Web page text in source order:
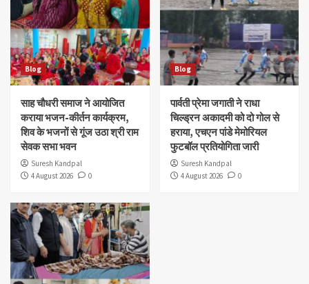
Blog
साह चौधरी समाज ने आयोजित
कराया भजन-कीर्तन कार्यक्रम,
शिव के भजनों से गूंज उठा श्री राम
सेवक सभा भवन
Suresh Kandpal
4 August 2026
0
Blog
पार्वती प्रेमा जगाती ने राधा
चिल्ड्रन अकादमी को दो गोल से
हराया, एचएन पांडे मेमोरियल
फुटबॉल प्रतियोगिता जारी
Suresh Kandpal
4 August 2026
0